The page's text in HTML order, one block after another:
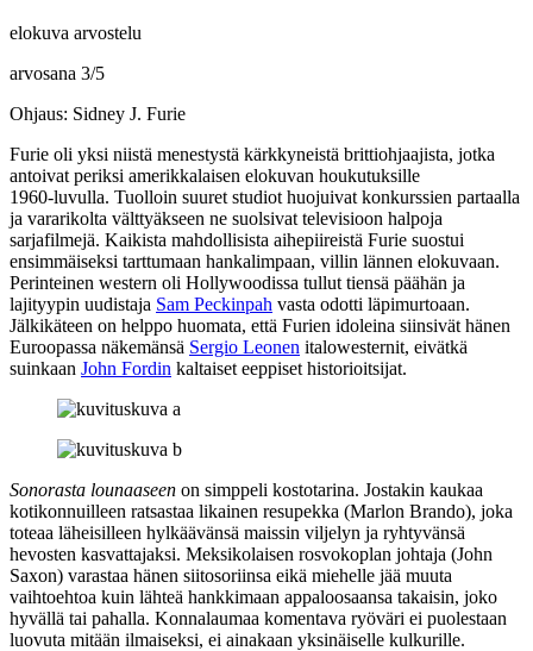
elokuva arvostelu
arvosana 3/5
Ohjaus: Sidney J. Furie
Furie oli yksi niistä menestystä kärkkyneistä brittiohjaajista, jotka
antoivat periksi amerikkalaisen elokuvan houkutuksille
1960‑luvulla. Tuolloin suuret studiot huojuivat konkurssien partaalla
ja vararikolta välttyäkseen ne suolsivat televisioon halpoja
sarjafilmejä. Kaikista mahdollisista aihepiireistä Furie suostui
ensimmäiseksi tarttumaan hankalimpaan, villin lännen elokuvaan.
Perinteinen western oli Hollywoodissa tullut tiensä päähän ja
lajityypin uudistaja Sam Peckinpah vasta odotti läpimurtoaan.
Jälkikäteen on helppo huomata, että Furien idoleina siinsivät hänen
Euroopassa näkemänsä Sergio Leonen italowesternit, eivätkä
suinkaan John Fordin kaltaiset eeppiset historioitsijat.
Sonorasta lounaaseen on simppeli kostotarina. Jostakin kaukaa
kotikonnuilleen ratsastaa likainen resupekka (Marlon Brando), joka
toteaa läheisilleen hylkäävänsä maissin viljelyn ja ryhtyvänsä
hevosten kasvattajaksi. Meksikolaisen rosvokoplan johtaja (John
Saxon) varastaa hänen siitosoriinsa eikä miehelle jää muuta
vaihtoehtoa kuin lähteä hankkimaan appaloosaansa takaisin, joko
hyvällä tai pahalla. Konnalaumaa komentava ryöväri ei puolestaan
luovuta mitään ilmaiseksi, ei ainakaan yksinäiselle kulkurille.